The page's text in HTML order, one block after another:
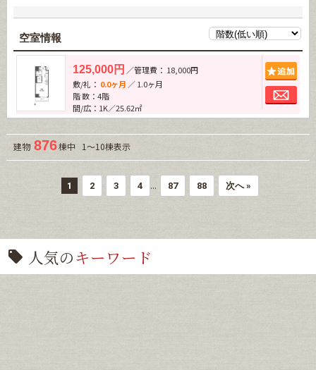
空室情報
125,000円 ／管理費： 18,000円
敷/礼： 0.0ヶ月 ／ 1.0ヶ月
階 数：4階
間/広：1K／25.62㎡
建物 876棟中 1～10棟表示
1 2 3 4 ... 87 88 次へ »
人気のキーワード